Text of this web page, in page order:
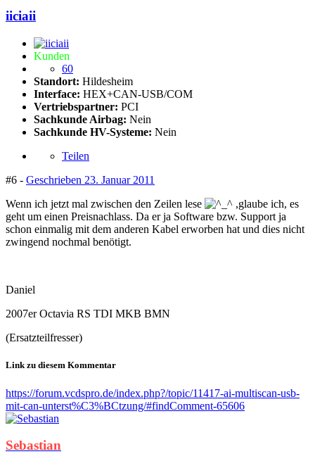
iiciaii
Kunden
60
Standort: Hildesheim
Interface: HEX+CAN-USB/COM
Vertriebspartner: PCI
Sachkunde Airbag: Nein
Sachkunde HV-Systeme: Nein
Teilen
#6 - Geschrieben 23. Januar 2011
Wenn ich jetzt mal zwischen den Zeilen lese
,glaube ich, es
geht um einen Preisnachlass. Da er ja Software bzw. Support ja
schon einmalig mit dem anderen Kabel erworben hat und dies nicht
zwingend nochmal benötigt.
Daniel
2007er Octavia RS TDI MKB BMN
(Ersatzteilfresser)
Link zu diesem Kommentar
https://forum.vcdspro.de/index.php?/topic/11417-ai-multiscan-usb-
mit-can-unterst%C3%BCtzung/#findComment-65606
Sebastian